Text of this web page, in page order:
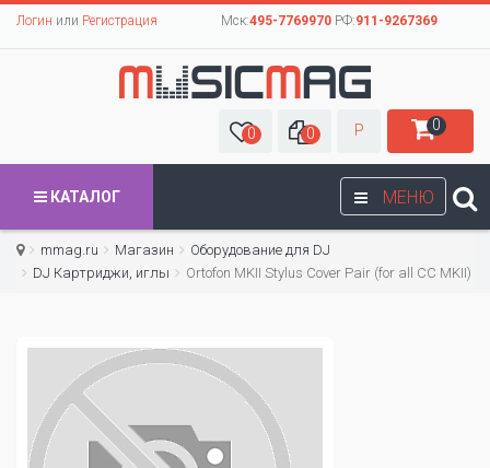
Логин или Регистрация Мск:495-7769970РФ:911-9267369
0 0 Р 0
МЕНЮ
КАТАЛОГ
mmag.ru Магазин
Оборудование для DJ
DJ Картриджи, иглы
Ortofon MKII Stylus Cover Pair (for all CC MKII)